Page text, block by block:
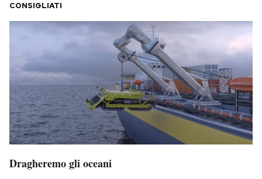
CONSIGLIATI
Dragheremo gli oceani